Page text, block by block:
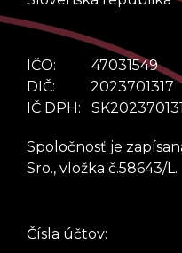
IČO: 47031549
DIČ: 2023701317
IČ DPH:
Spoločnosť je
Sro., vložka č.58643/L.
Čísla účtov: